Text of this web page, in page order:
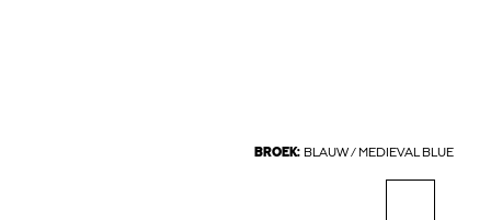
BROEK: BLAUW / MEDIEVAL BLUE